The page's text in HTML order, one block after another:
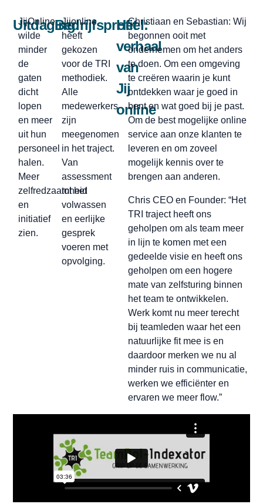
Uitdaging:
JijOnline
wilde
minder
de
gaten
dicht
lopen
en meer
uit hun
personeel
halen.
Meer
zelfredzaamheid
en
initiatief
zien.
Bedrijfsprofiel:
Jijonline
heeft
gekozen
voor de TRI
methodiek.
Alle
medewerkers
zijn
meegenomen
in het traject.
Van
assessment
tot het
volwassen
en eerlijke
gesprek
voeren met
opvolging.
Het
verhaal
van
Jij
online
Christiaan en Sebastian: Wij
begonnen ooit met
ondernemen om het anders
te doen. Om een omgeving
te creëren waarin je kunt
ontdekken waar je goed in
bent en wat goed bij je past.
Om de best mogelijke online
service aan onze klanten te
leveren en om zoveel
mogelijk kennis over te
brengen aan anderen.
Chris CEO en Founder: “Het
TRI traject heeft ons
geholpen om als team meer
in lijn te komen met een
gedeelde visie en heeft ons
geholpen om een hogere
mate van zelfsturing binnen
het team te ontwikkelen.
Werk komt nu meer terecht
bij teamleden waar het een
natuurlijke fit mee is en
daardoor merken we nu al
minder ruis in communicatie,
werken we efficiënter en
ervaren we meer flow.”